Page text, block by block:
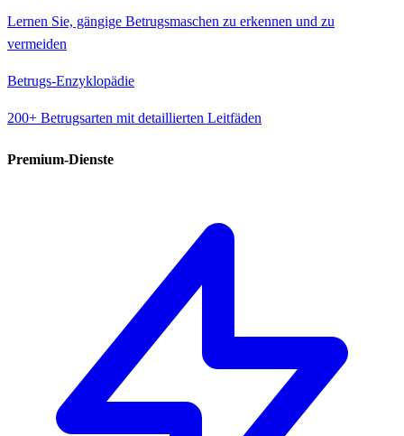
Lernen Sie, gängige Betrugsmaschen zu erkennen und zu
vermeiden
Betrugs-Enzyklopädie
200+ Betrugsarten mit detaillierten Leitfäden
Premium-Dienste